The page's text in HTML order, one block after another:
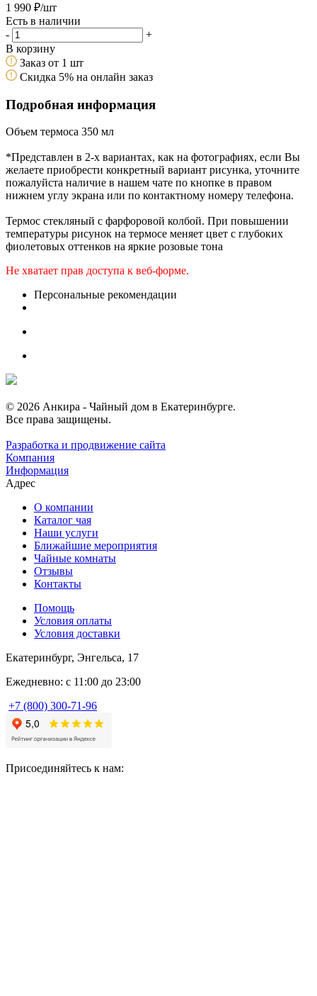
1 990 ₽/шт
Есть в наличии
-
+
В корзину
Заказ от 1 шт
Скидка 5% на онлайн заказ
Подробная информация
Объем термоса 350 мл
*Представлен в 2-х вариантах, как на фотографиях, если Вы
желаете приобрести конкретный вариант рисунка, уточните
пожалуйста наличие в нашем чате по кнопке в правом
нижнем углу экрана или по контактному номеру телефона.
Термос стекляный с фарфоровой колбой. При повышении
температуры рисунок на термосе меняет цвет с глубоких
фиолетовых оттенков на яркие розовые тона
Не хватает прав доступа к веб-форме.
Персональные рекомендации
© 2026 Анкира - Чайный дом в Екатеринбурге.
Все права защищены.
Разработка и продвижение сайта
Компания
Информация
Адрес
О компании
Каталог чая
Наши услуги
Ближайшие мероприятия
Чайные комнаты
Отзывы
Контакты
Помощь
Условия оплаты
Условия доставки
Екатеринбург, Энгельса, 17
Ежедневно: с 11:00 до 23:00
+7 (800) 300-71-96
Присоединяйтесь к нам: